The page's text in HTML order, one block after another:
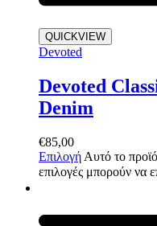
QUICKVIEW
Devoted
Devoted
Denim
€85,00
Επιλογή Αυτό το
επιλογές μπορούν να